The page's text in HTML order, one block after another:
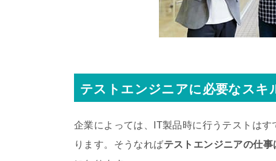
テストエンジニアに必要なスキ
企業によっては、IT製品時に行うテストは
ります。そうなればテストエンジニアの仕